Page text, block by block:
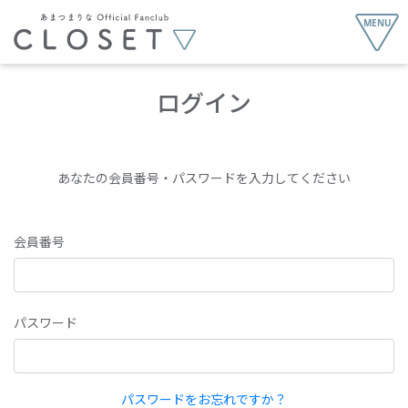
ログイン
あなたの会員番号・パスワードを入力してください
会員番号
パスワード
パスワードをお忘れですか？